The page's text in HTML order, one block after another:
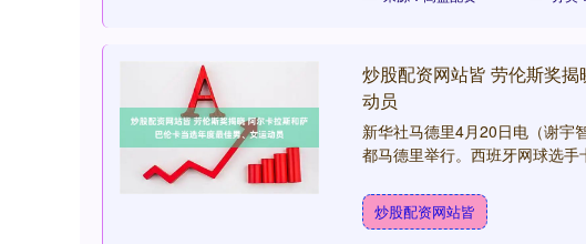
炒股配资网站皆 劳伦斯奖
动员
新华社马德里4月20日电（谢宇
都马德里举行。西班牙网球选手
炒股配资网站皆